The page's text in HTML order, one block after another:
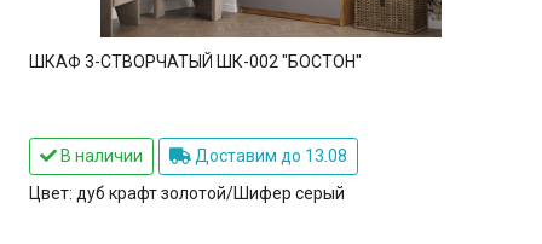
ШКАФ 3-СТВОРЧАТЫЙ ШК-002 "БОСТОН"
В наличии
Доставим до 13.08
Цвет: дуб крафт золотой/Шифер серый